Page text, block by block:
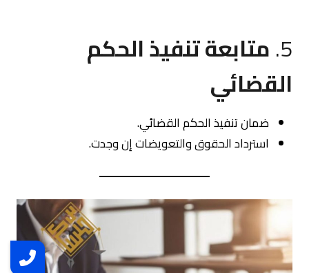
5. متابعة تنفيذ الحكم
القضائي
ضمان تنفيذ الحكم القضائي.
استرداد الحقوق والتعويضات إن وجدت.